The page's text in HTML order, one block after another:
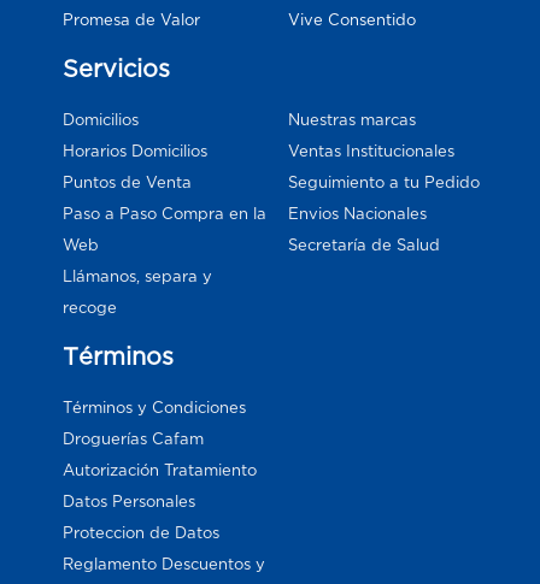
Promesa de Valor
Vive Consentido
Servicios
Domicilios
Horarios Domicilios
Puntos de Venta
Paso a Paso Compra en la
Web
Llámanos, separa y
recoge
Nuestras marcas
Ventas Institucionales
Seguimiento a tu Pedido
Envios Nacionales
Secretaría de Salud
Términos
Términos y Condiciones
Droguerías Cafam
Autorización Tratamiento
Datos Personales
Proteccion de Datos
Reglamento Descuentos y